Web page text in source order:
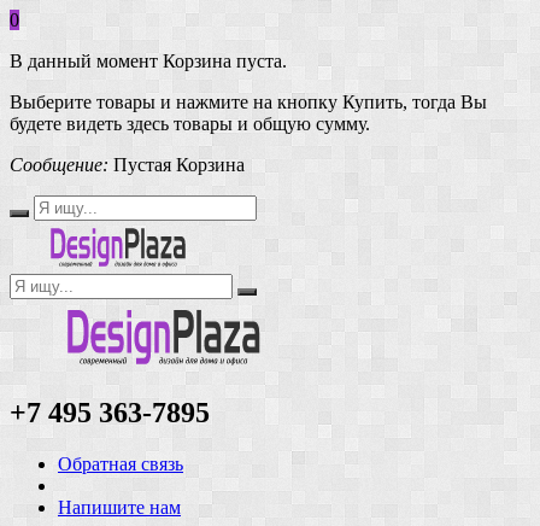
0
В данный момент Корзина пуста.
Выберите товары и нажмите на кнопку Купить, тогда Вы
будете видеть здесь товары и общую сумму.
Сообщение: Пустая Корзина
+7 495 363-7895
Обратная связь
Напишите нам